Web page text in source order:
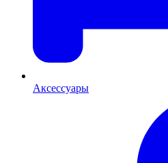
Аксессуары